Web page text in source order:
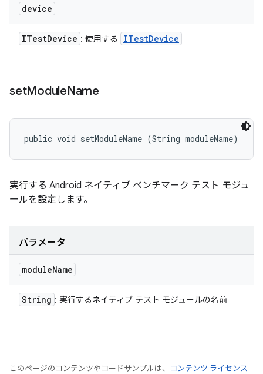
device
ITestDevice : 使用する ITestDevice
setModuleName
public void setModuleName (String moduleName)
実行する Android ネイティブ ベンチマーク テスト モジュ
ールを設定します。
パラメータ
moduleName
String : 実行するネイティブ テスト モジュールの名前
このページのコンテンツやコードサンプルは、
コンテンツ ライセンス